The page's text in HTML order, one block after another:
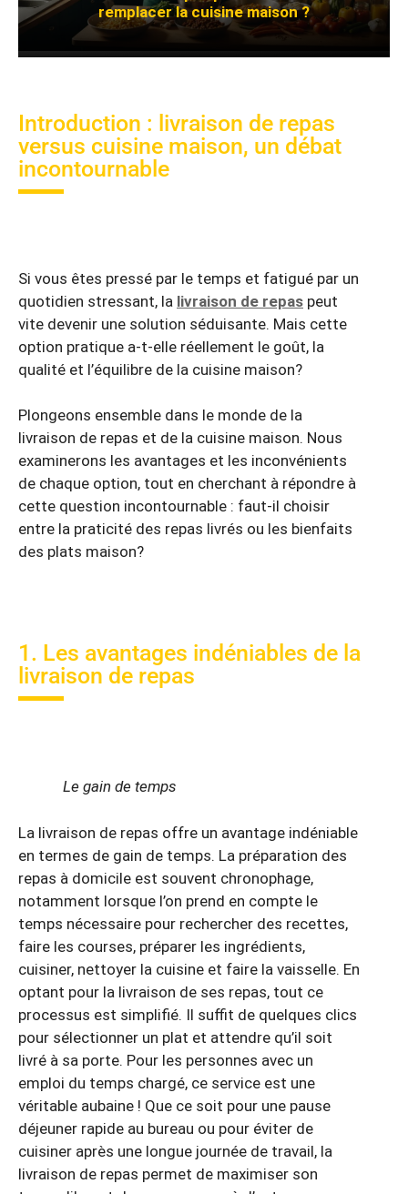
remplacer la cuisine maison ?
Introduction : livraison de repas
versus cuisine maison, un débat
incontournable
Si vous êtes pressé par le temps et fatigué par un
quotidien stressant, la livraison de repas peut
vite devenir une solution séduisante. Mais cette
option pratique a-t-elle réellement le goût, la
qualité et l’équilibre de la cuisine maison?
Plongeons ensemble dans le monde de la
livraison de repas et de la cuisine maison. Nous
examinerons les avantages et les inconvénients
de chaque option, tout en cherchant à répondre à
cette question incontournable : faut-il choisir
entre la praticité des repas livrés ou les bienfaits
des plats maison?
1. Les avantages indéniables de la
livraison de repas
Le gain de temps
La livraison de repas offre un avantage indéniable
en termes de gain de temps. La préparation des
repas à domicile est souvent chronophage,
notamment lorsque l’on prend en compte le
temps nécessaire pour rechercher des recettes,
faire les courses, préparer les ingrédients,
cuisiner, nettoyer la cuisine et faire la vaisselle. En
optant pour la livraison de ses repas, tout ce
processus est simplifié. Il suffit de quelques clics
pour sélectionner un plat et attendre qu’il soit
livré à sa porte. Pour les personnes avec un
emploi du temps chargé, ce service est une
véritable aubaine ! Que ce soit pour une pause
déjeuner rapide au bureau ou pour éviter de
cuisiner après une longue journée de travail, la
livraison de repas permet de maximiser son